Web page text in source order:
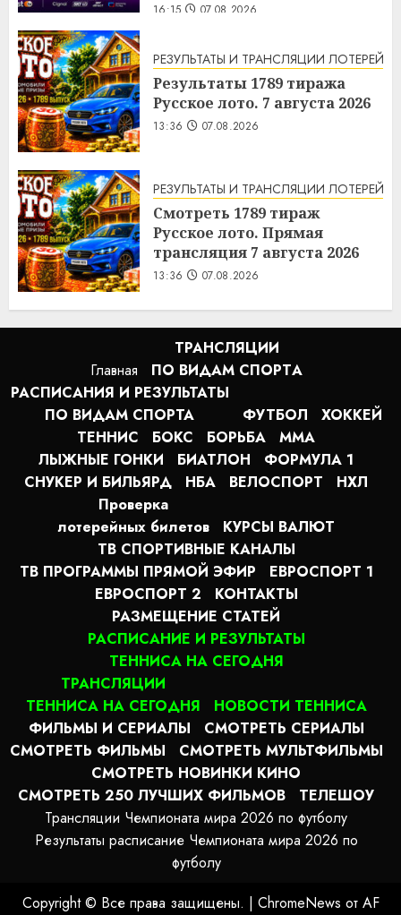
16:15 07.08.2026
РЕЗУЛЬТАТЫ И ТРАНСЛЯЦИИ ЛОТЕРЕЙ
Результаты 1789 тиража
Русское лото. 7 августа 2026
13:36 07.08.2026
РЕЗУЛЬТАТЫ И ТРАНСЛЯЦИИ ЛОТЕРЕЙ
Смотреть 1789 тираж
Русское лото. Прямая
трансляция 7 августа 2026
13:36 07.08.2026
Главная
ТРАНСЛЯЦИИ
ПО ВИДАМ СПОРТA
РАСПИСАНИЯ И РЕЗУЛЬТАТЫ
ПО ВИДАМ СПОРТА
ФУТБОЛ
ХОККЕЙ
ТЕННИС
БОКС БОРЬБА
MMA
ЛЫЖНЫЕ ГОНКИ
БИАТЛОН
ФОРМУЛА 1
СНУКЕР И БИЛЬЯРД
НБА ВЕЛОСПОРТ
НХЛ
Проверка
лотерейных билетов
КУРСЫ ВАЛЮТ
ТВ СПОРТИВНЫЕ КАНАЛЫ
ТВ ПРОГРАММЫ ПРЯМОЙ ЭФИР
ЕВРОСПОРТ 1
ЕВРОСПОРТ 2
КОНТАКТЫ
РАЗМЕЩЕНИЕ СТАТЕЙ
РАСПИСАНИЕ И РЕЗУЛЬТАТЫ
ТЕННИСА НА СЕГОДНЯ
ТРАНСЛЯЦИИ
ТЕННИСА НА СЕГОДНЯ
НОВОСТИ ТЕННИСА
ФИЛЬМЫ И СЕРИАЛЫ
СМОТРЕТЬ СЕРИАЛЫ
СМОТРЕТЬ ФИЛЬМЫ
СМОТРЕТЬ МУЛЬТФИЛЬМЫ
СМОТРЕТЬ НОВИНКИ КИНО
СМОТРЕТЬ 250 ЛУЧШИХ ФИЛЬМОВ
ТЕЛЕШОУ
Трансляции Чемпионата мира 2026 по футболу
Результаты расписание Чемпионата мира 2026 по
футболу
Copyright © Все права защищены. | ChromeNews от AF